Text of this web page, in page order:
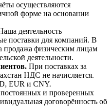
осуществляются
форме на основании
деятельность
поставки для компаний. В
продажа физическим лицам
деятельности.
При поставках за
НДС не начисляется.
EUR и CNY.
и проверенных
договорённость об